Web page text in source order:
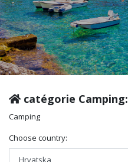
catégorie Camping:
Camping
Choose country: